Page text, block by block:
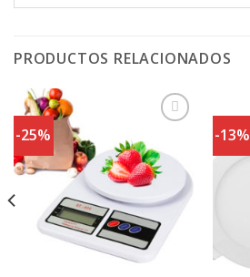
PRODUCTOS RELACIONADOS
-25%
Agregar
a
Favoritos
-13%